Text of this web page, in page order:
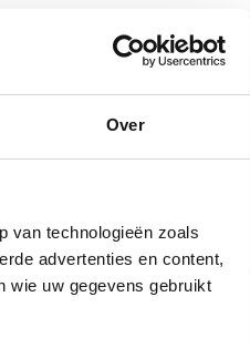
Over
van technologieën zoals
advertenties en content,
wie uw gegevens gebruikt
in de tabel bijprijzen